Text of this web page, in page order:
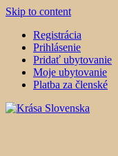
Skip to content
Registrácia
Prihlásenie
Pridať ubytovanie
Moje ubytovanie
Platba za členské